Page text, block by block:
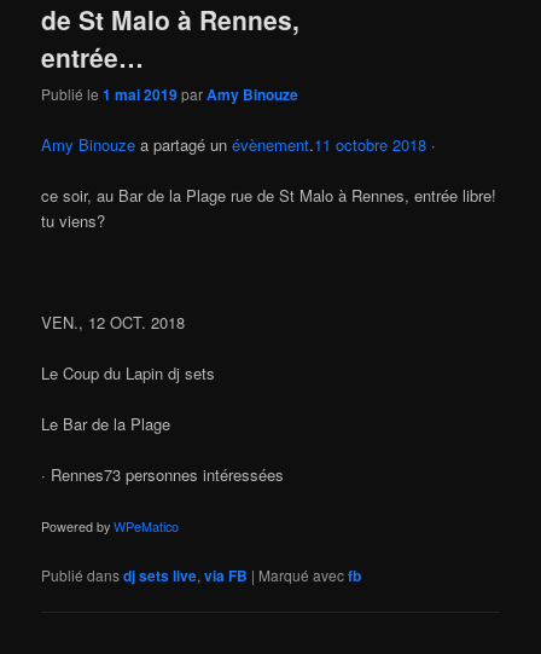
de St Malo à Rennes,
entrée…
Publié le1 mai 2019parAmy Binouze
Amy Binouze a partagé unévènement.11 octobre 2018 ·
ce soir, au Bar de la Plage rue de St Malo à Rennes, entrée libre!
tu viens?
VEN., 12 OCT. 2018
Le Coup du Lapin dj sets
Le Bar de la Plage
· Rennes73 personnes intéressées
Powered byWPeMatico
Publié dansdj sets live,via FB | Marqué avecfb